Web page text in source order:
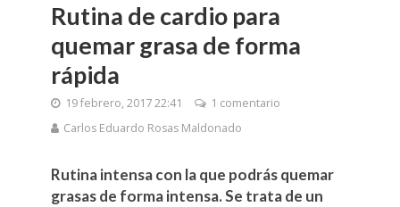
Rutina de cardio para
quemar grasa de forma
rápida
19 febrero, 2017 22:41
1 comentario
Carlos Eduardo Rosas Maldonado
Rutina intensa con la que podrás quemar
grasas de forma intensa. Se trata de un